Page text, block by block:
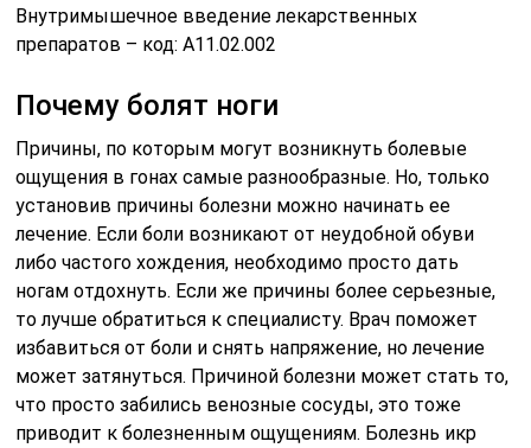
Внутримышечное введение лекарственных
препаратов – код: A11.02.002
Почему болят ноги
Причины, по которым могут возникнуть болевые
ощущения в гонах самые разнообразные. Но, только
установив причины болезни можно начинать ее
лечение. Если боли возникают от неудобной обуви
либо частого хождения, необходимо просто дать
ногам отдохнуть. Если же причины более серьезные,
то лучше обратиться к специалисту. Врач поможет
избавиться от боли и снять напряжение, но лечение
может затянуться. Причиной болезни может стать то,
что просто забились венозные сосуды, это тоже
приводит к болезненным ощущениям. Болезнь икр